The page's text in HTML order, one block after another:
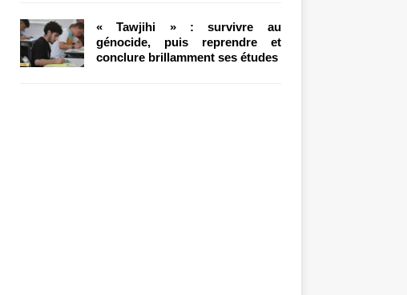
« Tawjihi » : survivre au
génocide, puis reprendre et
conclure brillamment ses études